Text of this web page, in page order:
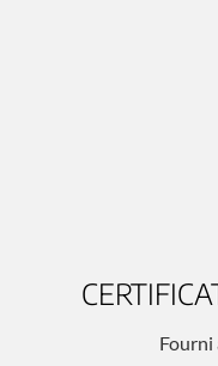
Fourni